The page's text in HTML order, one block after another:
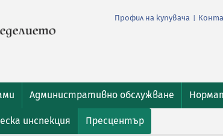
Профил на купувача
Административно обслужване
инспекция Пресцентър